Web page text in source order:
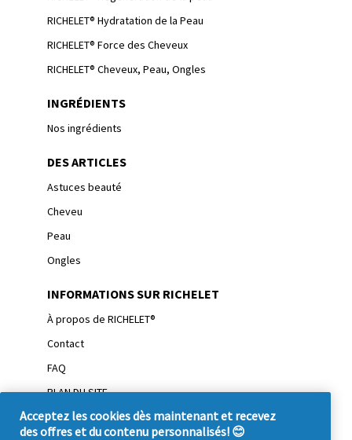
RICHELET® Hydratation de la Peau
RICHELET® Force des Cheveux
RICHELET® Cheveux, Peau, Ongles
INGRÉDIENTS
Nos ingrédients
DES ARTICLES
Astuces beauté
Cheveu
Peau
Ongles
INFORMATIONS SUR RICHELET
À propos de RICHELET®
Contact
FAQ
PLAN DU SITE
CONDITIONS D'UTILISATION
Acceptez les cookies dès maintenant et recevez
des offres et du contenu personnalisés! 😊